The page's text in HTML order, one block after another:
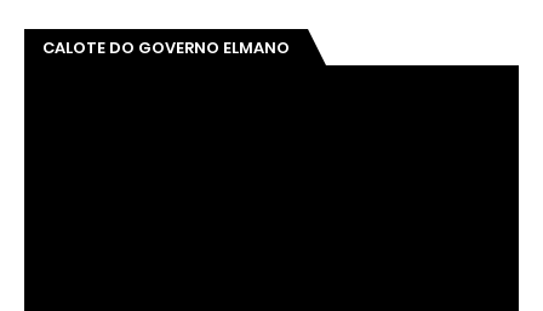
CALOTE DO GOVERNO ELMANO